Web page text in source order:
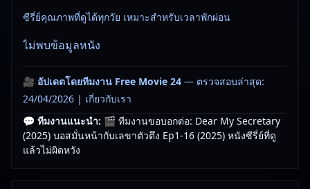
ซีรี่ย์คุณภาพที่ดูได้ทุกวัย เหมาะสำหรับเวลาพักผ่อน
ไม่พบข้อมูลหนัง
🎥 อัปเดตโดยทีมงาน Free Movie 24 — ตรวจสอบล่าสุด:
24/04/2026 | เกี่ยวกับเรา
💬 ทีมงานแนะนำ: 🎬 ทีมงานขอบอกต่อ: Dear My Secretary
(2025) บอสมั่นหน้ากับเลขาตัวตึง Ep1-16 (2025) หนังซีรี่ย์ที่ดู
แล้วไม่ผิดหวัง